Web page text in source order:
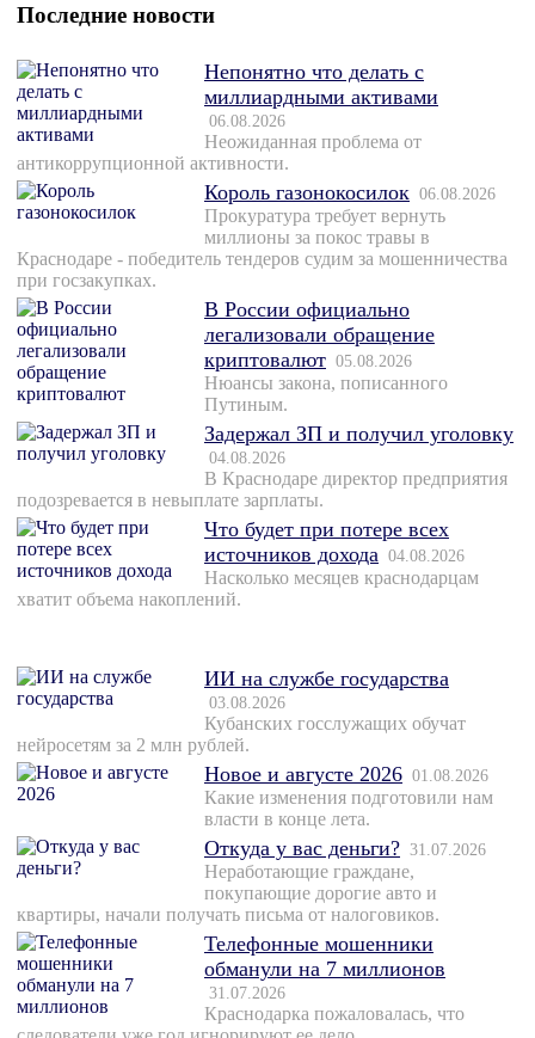
Последние новости
Непонятно что делать с
миллиардными активами
06.08.2026
Неожиданная проблема от
антикоррупционной активности.
Король газонокосилок 06.08.2026
Прокуратура требует вернуть
миллионы за покос травы в
Краснодаре - победитель тендеров судим за мошенничества
при госзакупках.
В России официально
легализовали обращение
криптовалют 05.08.2026
Нюансы закона, пописанного
Путиным.
Задержал ЗП и получил уголовку
04.08.2026
В Краснодаре директор предприятия
подозревается в невыплате зарплаты.
Что будет при потере всех
источников дохода 04.08.2026
Насколько месяцев краснодарцам
хватит объема накоплений.
ИИ на службе государства
03.08.2026
Кубанских госслужащих обучат
нейросетям за 2 млн рублей.
Новое и августе 2026 01.08.2026
Какие изменения подготовили нам
власти в конце лета.
Откуда у вас деньги? 31.07.2026
Неработающие граждане,
покупающие дорогие авто и
квартиры, начали получать письма от налоговиков.
Телефонные мошенники
обманули на 7 миллионов
31.07.2026
Краснодарка пожаловалась, что